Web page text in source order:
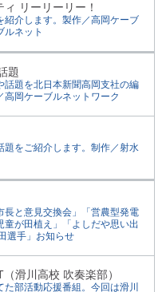
リーリーリー！
紹介します。製作／高岡ケーブ
ルネット
題
話題を北日本新聞高岡支社の編
岡ケーブルネットワーク
題をご紹介します。制作／射水
長と意見交換会」「営農型発電
童が田植え」「よしだや思い出
選手」お知らせ
滑川高校 吹奏楽部）
部活動応援番組。今回は滑川